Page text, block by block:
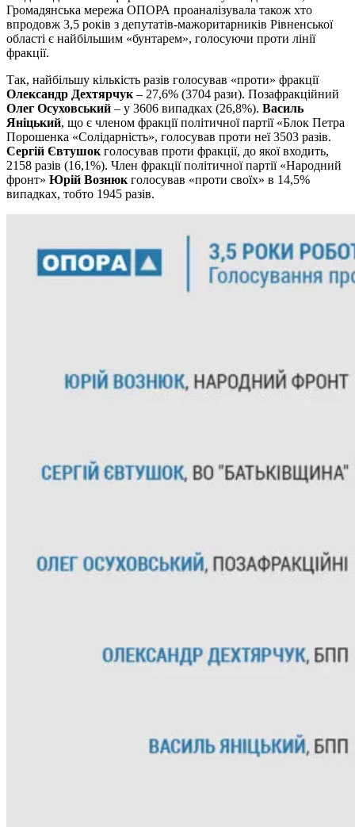
Громадянська мережа ОПОРА проаналізувала також хто
впродовж 3,5 років з депутатів-мажоритарників Рівненської
області є найбільшим «бунтарем», голосуючи проти лінії
фракції.
Так, найбільшу кількість разів голосував «проти» фракції
Олександр Дехтярчук – 27,6% (3704 рази). Позафракційний
Олег Осуховський – у 3606 випадках (26,8%). Василь
Яніцький, що є членом фракції політичної партії «Блок Петра
Порошенка «Солідарність», голосував проти неї 3503 разів.
Сергій Євтушок голосував проти фракції, до якої входить,
2158 разів (16,1%). Член фракції політичної партії «Народний
фронт» Юрій Вознюк голосував «проти своїх» в 14,5%
випадках, тобто 1945 разів.